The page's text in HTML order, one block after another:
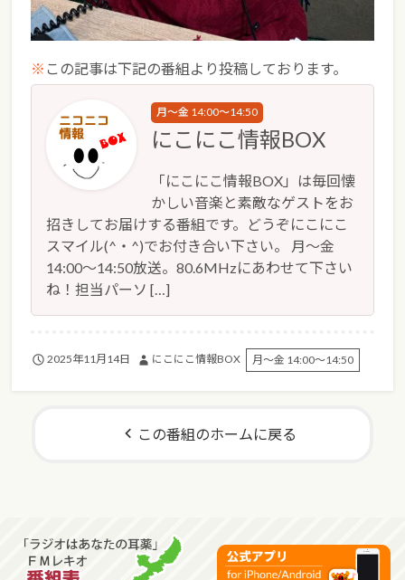
※ この記事は下記の番組より投稿しております。
月～金 14:00～14:50
にこにこ情報BOX
「にこにこ情報BOX」は毎回懐
かしい音楽と素敵なゲストをお
招きしてお届けする番組です。どうぞにこにこ
スマイル(^・^)でお付き合い下さい。 月～金
14:00～14:50放送。80.6MHzにあわせて下さい
ね！担当パーソ […]
2025年11月14日 にこにこ情報BOX 月～金 14:00～14:50
この番組のホームに戻る